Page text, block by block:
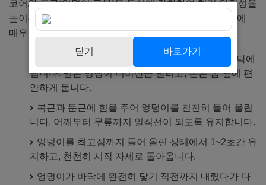
코어와 둔근(엉덩이 근육)을 동시에 강화하여 허리 안정성을
높이는 운동입니다. 둔근은 코어와 함께 허리 통증 완화에
매우 중요한 역할을 합니다.
바닥에 등을 대고 눕고, 무릎을 세워 발바닥을 바닥에
댑니다. 발은 엉덩이 너비만큼 벌리고, 손은 몸 옆에 편
안하게 둡니다.
복근과 둔근에 힘을 주어 엉덩이를 천천히 들어 올립
니다. 어깨부터 무릎까지 일직선이 되도록 유지합니다.
엉덩이를 최고점까지 들어 올린 상태에서 1~2초간 유
지하고, 천천히 시작 자세로 돌아옵니다.
엉덩이가 바닥에 완전히 닿기 직전까지 내렸다가 다
닫기 바로가기